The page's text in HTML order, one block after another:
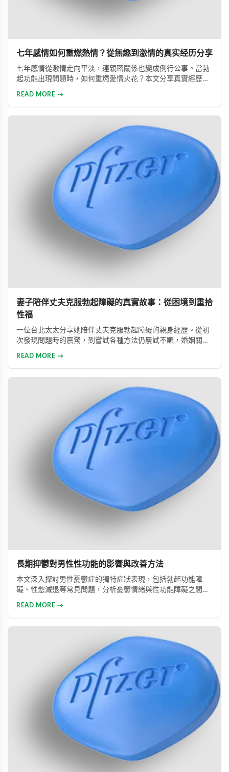
七年感情如何重燃熱情？從無趣到激情的真实经历分享
七年感情從激情走向平淡，連親密關係也變成例行公事。當勃
起功能出現問題時，如何重燃愛情火花？本文分享真實經歷，
READ MORE →
妻子陪伴丈夫克服勃起障礙的真實故事：從困境到重拾
性福
一位台北太太分享她陪伴丈夫克服勃起障礙的親身經歷。從初
次發現問題時的震驚，到嘗試各種方法仍屢試不順，婚姻關係
READ MORE →
長期抑鬱對男性性功能的影響與改善方法
本文深入探討男性憂鬱症的獨特症狀表現，包括勃起功能障
礙、性慾減退等常見問題，分析憂鬱情緒與性功能障礙之間的
READ MORE →